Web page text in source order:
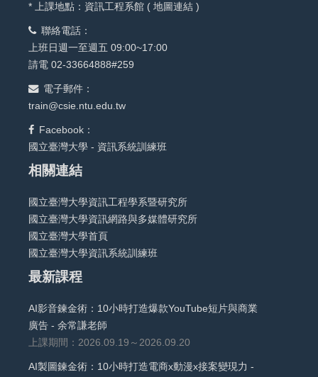
* 上課地點：資訊工程系館 ( 地圖連結 )
聯絡電話：
上班日週一至週五 09:00~17:00
請電 02-33664888#259
電子郵件：
train@csie.ntu.edu.tw
Facebook：
國立臺灣大學 - 資訊系統訓練班
相關連結
國立臺灣大學資訊工程學系暨研究所
國立臺灣大學資訊網路與多媒體研究所
國立臺灣大學首頁
國立臺灣大學資訊系統訓練班
最新課程
AI影音鍊金術：10小時打造爆款YouTube短片與商業
廣告 - 余常謙老師
上課期間：2026.09.19～2026.09.20
AI製圖鍊金術：10小時打造電商x動漫x接案變現力 -